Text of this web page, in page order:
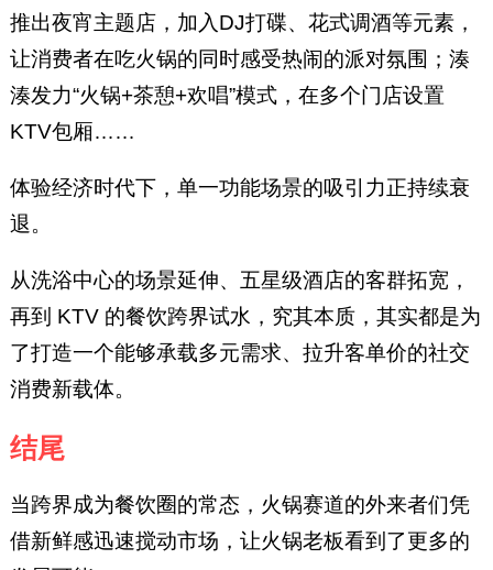
推出夜宵主题店，加入DJ打碟、花式调酒等元素，
让消费者在吃火锅的同时感受热闹的派对氛围；湊
湊发力“火锅+茶憩+欢唱”模式，在多个门店设置
KTV包厢……
体验经济时代下，单一功能场景的吸引力正持续衰
退。
从洗浴中心的场景延伸、五星级酒店的客群拓宽，
再到 KTV 的餐饮跨界试水，究其本质，其实都是为
了打造一个能够承载多元需求、拉升客单价的社交
消费新载体。
结尾
当跨界成为餐饮圈的常态，火锅赛道的外来者们凭
借新鲜感迅速搅动市场，让火锅老板看到了更多的